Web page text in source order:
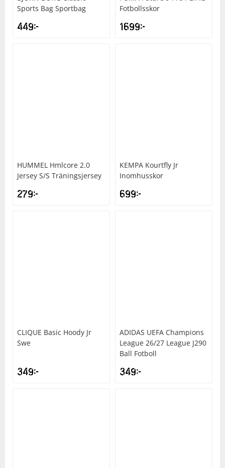
Sports Bag Sportbag
449kr
Fotbollsskor
1699kr
HUMMEL Hmlcore 2.0
Jersey S/S Träningsjersey
279kr
KEMPA Kourtfly Jr
Inomhusskor
699kr
CLIQUE Basic Hoody Jr
Swe
349kr
ADIDAS UEFA Champions
League 26/27 League J290
Ball Fotboll
349kr